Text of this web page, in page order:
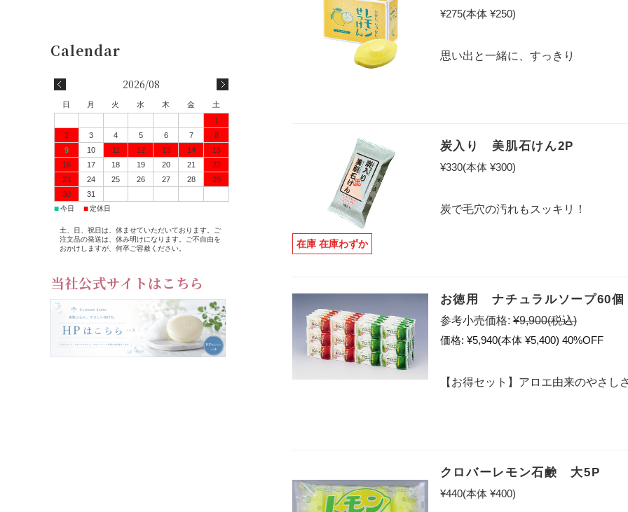
¥275(本体 ¥250)
思い出と一緒に、すっきり
在庫 在庫わずか
炭入り 美肌石けん2P
¥330(本体 ¥300)
炭で毛穴の汚れもスッキリ！
お徳用 ナチュラルソープ60個
参考小売価格: ¥9,900(税込)
価格: ¥5,940(本体 ¥5,400) 40%OFF
【お得セット】アロエ由来のやさし
クロバーレモン石鹸 大5P
¥440(本体 ¥400)
2026/08
日 月 火 水 木 金
土
1
2
3 4 5 6 7
8
9
10 11 12 13 14
15
16
17 18 19 20 21
22
23
24 25 26 27 28
29
30
31
■今日 ■定休日
土、日、祝日は、休ませていただいております。ご
注文品の発送は、休み明けになります。ご不自由を
おかけしますが、何卒ご容赦ください。
当社公式サイトはこちら